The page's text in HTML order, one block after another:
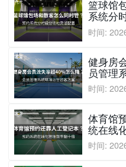
篮球馆
系统分
时间:
健身房
员管理
时间:
体育馆
统在线
时间: